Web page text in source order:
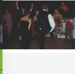
to
content